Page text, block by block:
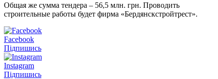
Общая же сумма тендера – 56,5 млн. грн. Проводить
строительные работы будет фирма «Бердянскстройтрест».
Facebook
Підпишись
Instagram
Підпишись